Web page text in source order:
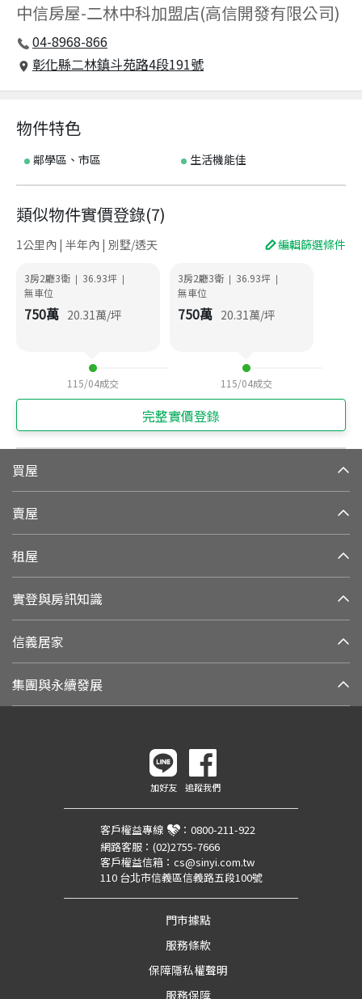
中信房屋-二林中科加盟店(高信開發有限公司)
04-8968-866
彰化縣二林鎮斗苑路4段191號
物件特色
鄰學區、市區 生活機能佳
類似物件實價登錄(7)
1公里內 | 半年內 | 別墅/透天 編輯篩選條件
3房2廳3衛 | 36.93坪 |
無車位
750萬 20.31萬/坪
115/04成交
3房2廳3衛 | 36.93坪 |
無車位
750萬 20.31萬/坪
115/04成交
完整實價登錄
買屋
賣屋
租屋
實登與房訊知識
信義居家
集團與永續發展
加好友 追蹤我們
客戶權益專線 ： 0800-211-922
網路客服： (02)2755-7666
客戶權益信箱： cs@sinyi.com.tw
110 台北市信義區信義路五段100號
門市據點
服務條款
保障隱私權聲明
服務保障